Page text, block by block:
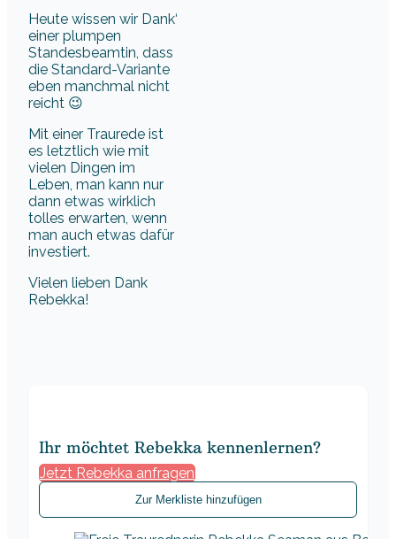
Heute wissen wir Dank‘
einer plumpen
Standesbeamtin, dass
die Standard-Variante
eben manchmal nicht
reicht 😉
Mit einer Traurede ist
es letztlich wie mit
vielen Dingen im
Leben, man kann nur
dann etwas wirklich
tolles erwarten, wenn
man auch etwas dafür
investiert.
Vielen lieben Dank
Rebekka!
Ihr möchtet Rebekka kennenlernen?
Jetzt Rebekka anfragen
Zur Merkliste hinzufügen